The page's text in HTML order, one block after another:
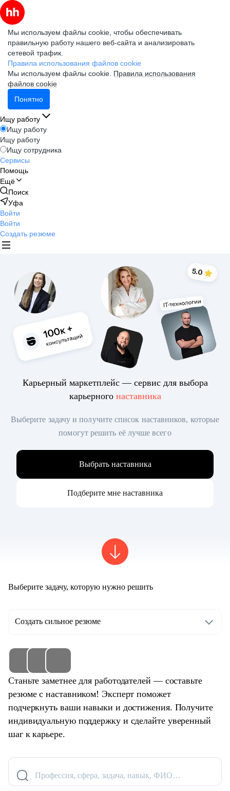
Мы используем файлы cookie, чтобы обеспечивать
правильную работу нашего веб-сайта и анализировать
сетевой трафик.
Правила использования файлов cookie
Мы используем файлы cookie. Правила использования
файлов cookie
Понятно
Ищу работу
Ищу работу
Ищу работу
Ищу сотрудника
Сервисы
Помощь
Ещё
Поиск
Уфа
Войти
Войти
Создать резюме
Карьерный маркетплейс — сервис для выбора
карьерного наставника
Выберите задачу и получите список наставников, которые
помогут решить её лучше всего
Выбрать наставника
Подберите мне наставника
Выберите задачу, которую нужно решить
Создать сильное резюме
Станьте заметнее для работодателей — составьте
резюме с наставником! Эксперт поможет
подчеркнуть ваши навыки и достижения. Получите
индивидуальную поддержку и сделайте уверенный
шаг к карьере.
Профессия, сфера, задача, навык, ФИО…